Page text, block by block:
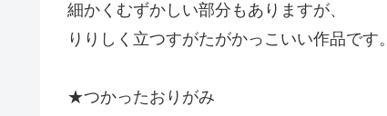
細かくむずかしい部分もありますが、
りりしく立つすがたがかっこいい作品です。
★つかったおりがみ